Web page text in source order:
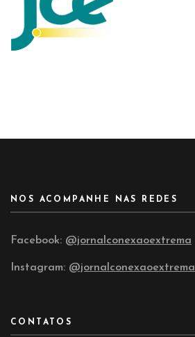
NOS ACOMPANHE NAS REDES
Facebook: @jornalconexaoextrema
Instagram: @jornalconexaoextrema
CONTATOS